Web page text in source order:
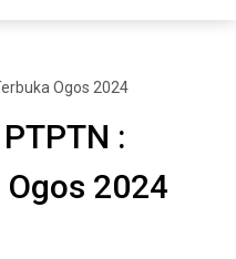
Ogos 2024
:
2024